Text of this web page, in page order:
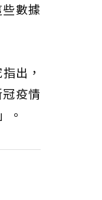
數據
出，
疫情
。